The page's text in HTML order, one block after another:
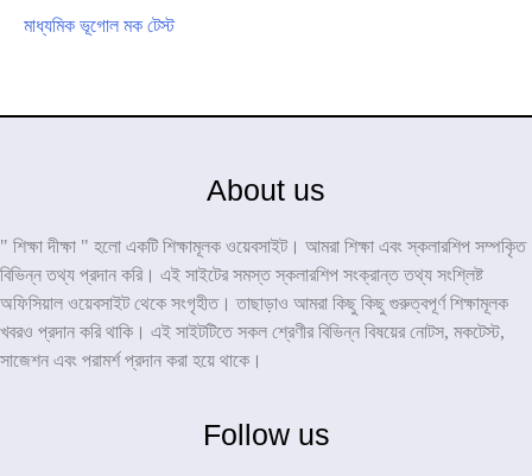
মাধ্যমিক ভূগোল মক টেস্ট
About us
" শিক্ষা দীক্ষা " হলো একটি শিক্ষামূলক ওয়েবসাইট। আমরা শিক্ষা এবং স্কলারশিপ সম্পকৃিত
বিভিন্ন তথ্য প্রদান করি। এই সাইটের সমস্ত স্কলারশিপ সংক্রান্ত তথ্য সংশ্লিষ্ট
অফিসিয়াল ওয়েবসাইট থেকে সংগৃহীত। তাছাড়াও আমরা কিছু কিছু গুরুত্বপূর্ণ শিক্ষামূলক
খবরও প্রদান করি থাকি। এই সাইটটিতে সকল শ্রেণীর বিভিন্ন বিষয়ের নোটস, মকটেস্ট,
সাজেশন এবং পরামর্শ প্রদান করা হয়ে থাকে।
Follow us